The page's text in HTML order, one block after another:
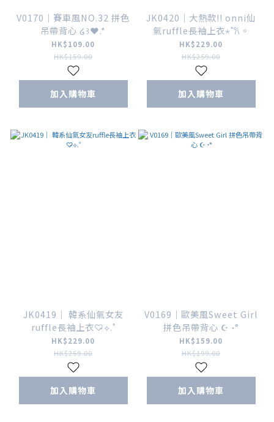
V0170｜賽車風NO.32 拼色
吊帶背心 ໒꒱❤︎.*
HK$109.00
HK$159.00
加入購物車
JK0420｜大熱款!! onni仙
氣ruffle長袖上衣⋆˚𐙚。
HK$229.00
HK$259.00
加入購物車
JK0419｜ 韓系仙氣女友
ruffle長袖上衣♡̴⟡.˚
HK$229.00
HK$259.00
加入購物車
V0169｜歐美風Sweet Girl
拼色吊帶背心 ☪︎ ˖°
HK$159.00
HK$199.00
加入購物車